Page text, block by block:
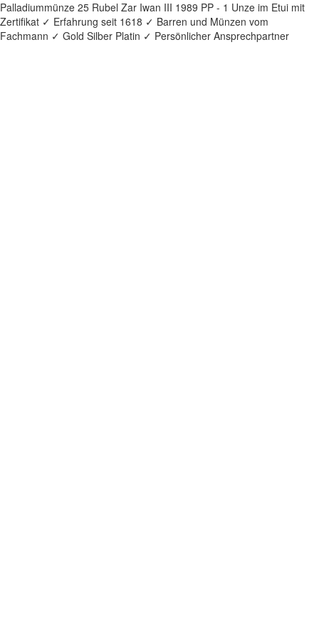
Palladiummünze 25 Rubel Zar Iwan III 1989 PP - 1 Unze im Etui mit
Zertifikat ✓ Erfahrung seit 1618 ✓ Barren und Münzen vom
Fachmann ✓ Gold Silber Platin ✓ Persönlicher Ansprechpartner